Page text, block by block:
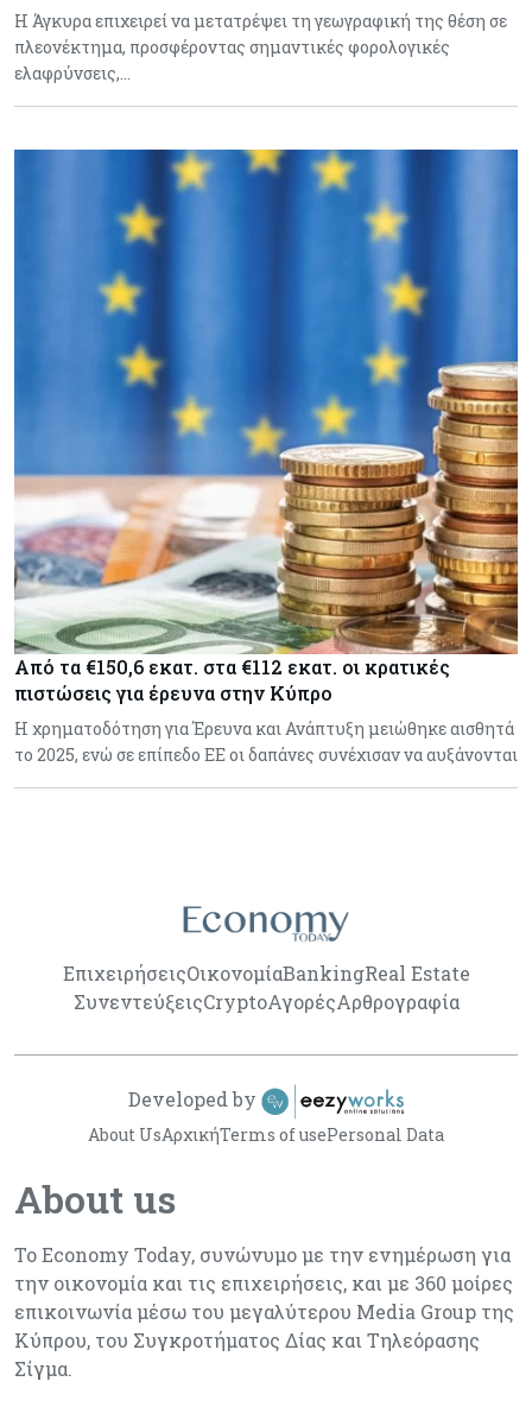
Η Άγκυρα επιχειρεί να μετατρέψει τη γεωγραφική της θέση σε
πλεονέκτημα, προσφέροντας σημαντικές φορολογικές
ελαφρύνσεις,…
Από τα €150,6 εκατ. στα €112 εκατ. οι κρατικές
πιστώσεις για έρευνα στην Κύπρο
Η χρηματοδότηση για Έρευνα και Ανάπτυξη μειώθηκε αισθητά
το 2025, ενώ σε επίπεδο ΕΕ οι δαπάνες συνέχισαν να αυξάνονται
ΕπιχειρήσειςΟικονομίαBankingReal Estate
ΣυνεντεύξειςCryptoΑγορέςΑρθρογραφία
About us
Το Economy Today, συνώνυμο με την ενημέρωση για
την οικονομία και τις επιχειρήσεις, και με 360 μοίρες
επικοινωνία μέσω του μεγαλύτερου Media Group της
Κύπρου, του Συγκροτήματος Δίας και Τηλεόρασης
Σίγμα.
About UsΑρχικήTerms of usePersonal Data
Developed by